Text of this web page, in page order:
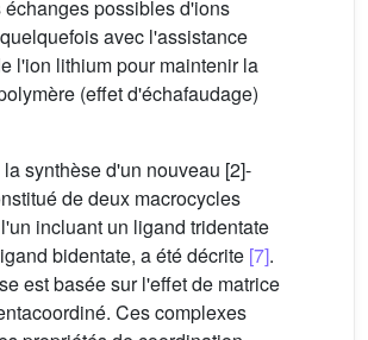
possibles d'ions
avec l'assistance
l'ion lithium pour maintenir la
(effet d'échafaudage)
synthèse d'un nouveau [2]-
de deux macrocycles
incluant un ligand tridentate
bidentate, a été décrite [7].
est basée sur l'effet de matrice
Ces complexes